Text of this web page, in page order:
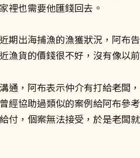
裡也需要他匯錢回去。
期出海捕漁的漁獲狀況，阿布
漁貨的價錢很不好，沒有像以
通，阿布表示仲介有打給老闆
經協助過類似的案例給阿布參
付，個案無法接受，於是老闆